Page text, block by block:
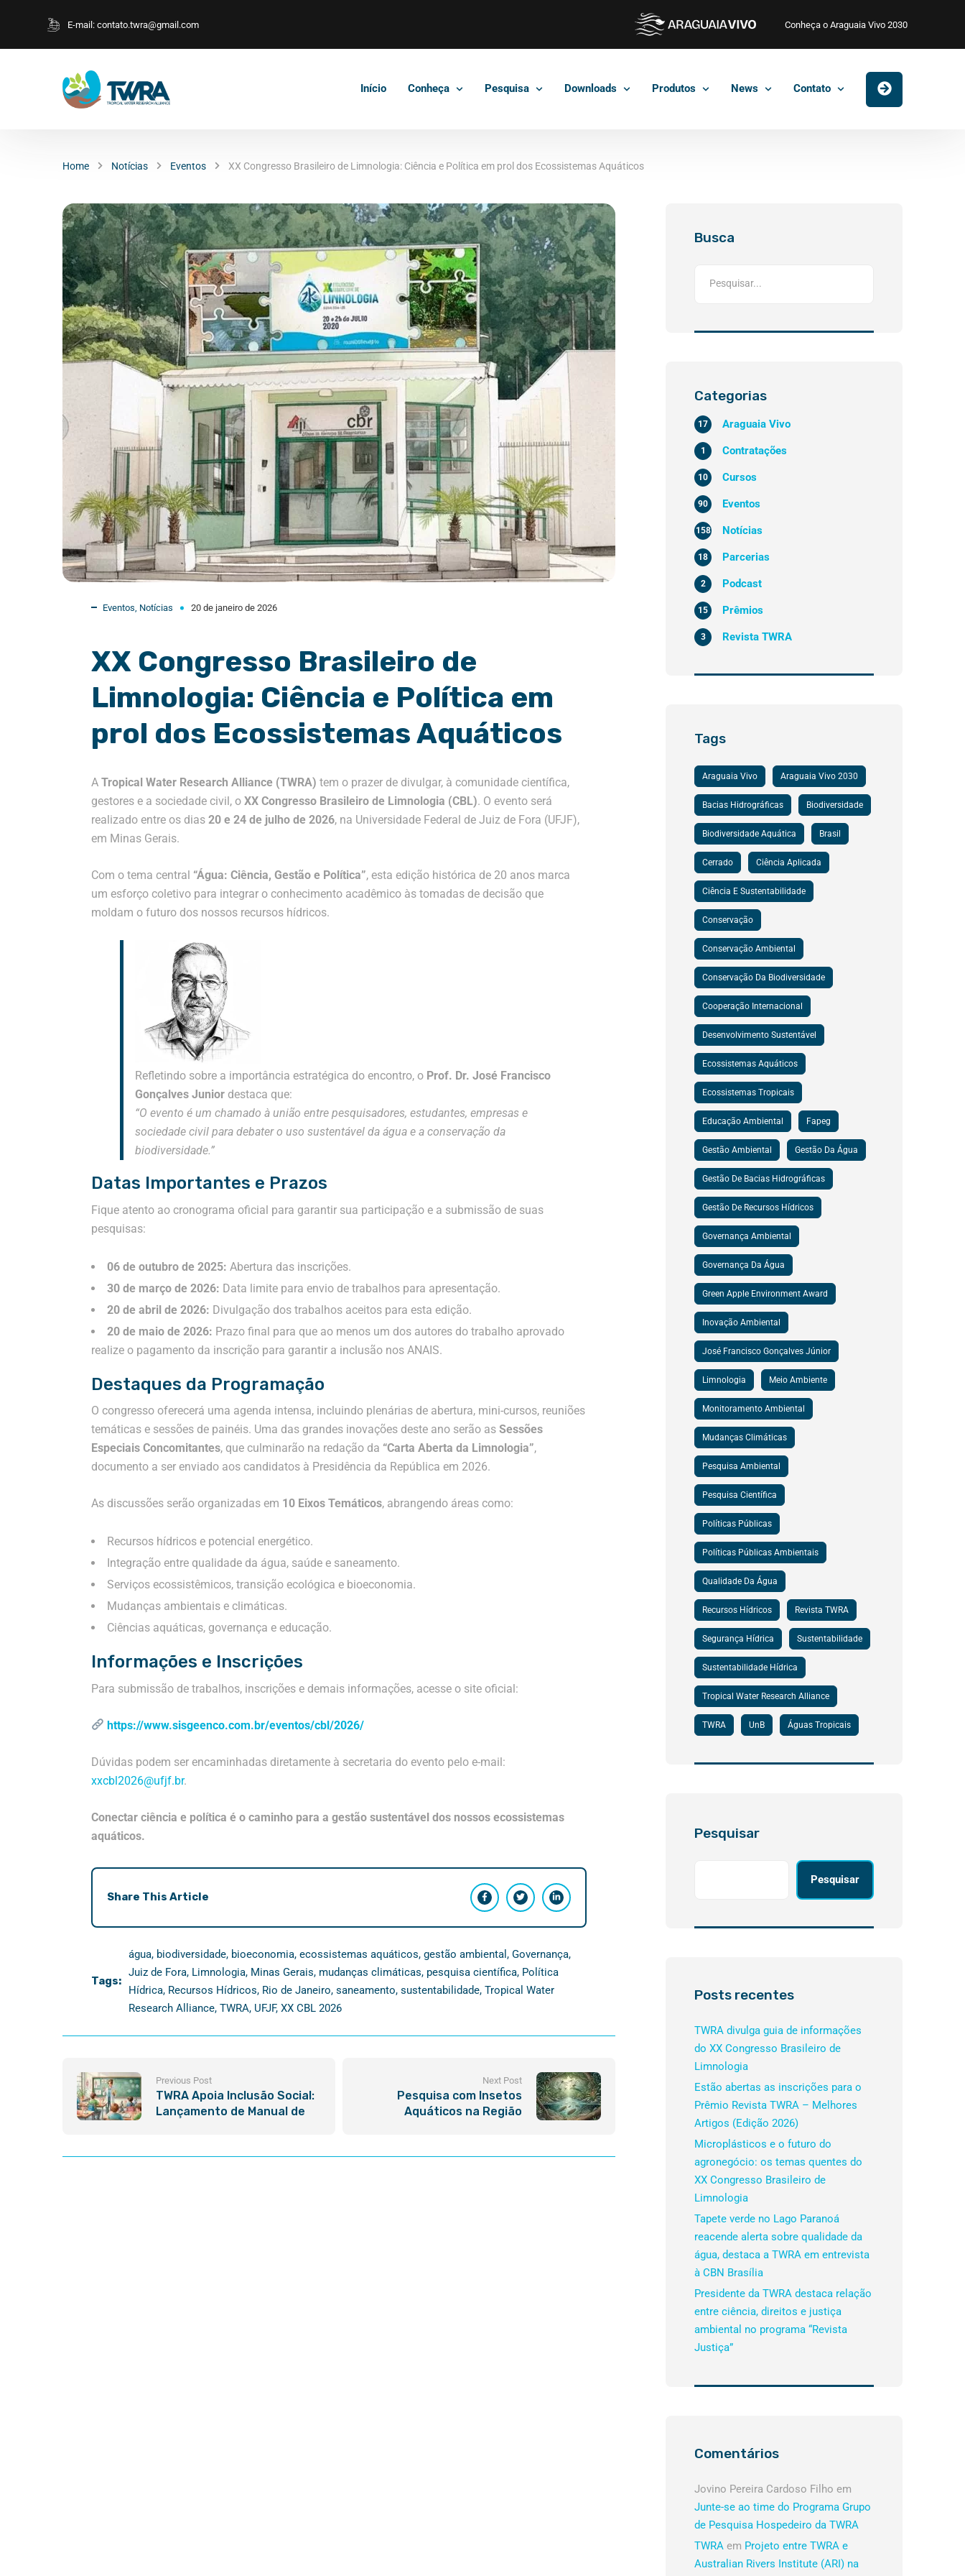
E-mail: contato.twra@gmail.com Conheça o Araguaia Vivo 2030
Início Conheça Pesquisa Downloads Produtos News Contato
Home Notícias Eventos XX Congresso Brasileiro de Limnologia: Ciência e Política em prol dos Ecossistemas Aquáticos
Eventos, Notícias 20 de janeiro de 2026
XX Congresso Brasileiro de
Limnologia: Ciência e Política em
prol dos Ecossistemas Aquáticos
A Tropical Water Research Alliance (TWRA) tem o prazer de divulgar, à comunidade científica,
gestores e a sociedade civil, o XX Congresso Brasileiro de Limnologia (CBL). O evento será
realizado entre os dias 20 e 24 de julho de 2026, na Universidade Federal de Juiz de Fora (UFJF),
em Minas Gerais.
Com o tema central “Água: Ciência, Gestão e Política”, esta edição histórica de 20 anos marca
um esforço coletivo para integrar o conhecimento acadêmico às tomadas de decisão que
moldam o futuro dos nossos recursos hídricos.
Refletindo sobre a importância estratégica do encontro, o Prof. Dr. José Francisco
Gonçalves Junior destaca que:
“O evento é um chamado à união entre pesquisadores, estudantes, empresas e
sociedade civil para debater o uso sustentável da água e a conservação da
biodiversidade.”
Datas Importantes e Prazos
Fique atento ao cronograma oficial para garantir sua participação e a submissão de suas
pesquisas:
06 de outubro de 2025: Abertura das inscrições.
30 de março de 2026: Data limite para envio de trabalhos para apresentação.
20 de abril de 2026: Divulgação dos trabalhos aceitos para esta edição.
20 de maio de 2026: Prazo final para que ao menos um dos autores do trabalho aprovado
realize o pagamento da inscrição para garantir a inclusão nos ANAIS.
Destaques da Programação
O congresso oferecerá uma agenda intensa, incluindo plenárias de abertura, mini-cursos, reuniões
temáticas e sessões de painéis. Uma das grandes inovações deste ano serão as Sessões
Especiais Concomitantes, que culminarão na redação da “Carta Aberta da Limnologia”,
documento a ser enviado aos candidatos à Presidência da República em 2026.
As discussões serão organizadas em 10 Eixos Temáticos, abrangendo áreas como:
Recursos hídricos e potencial energético.
Integração entre qualidade da água, saúde e saneamento.
Serviços ecossistêmicos, transição ecológica e bioeconomia.
Mudanças ambientais e climáticas.
Ciências aquáticas, governança e educação.
Informações e Inscrições
Para submissão de trabalhos, inscrições e demais informações, acesse o site oficial:
https://www.sisgeenco.com.br/eventos/cbl/2026/
Dúvidas podem ser encaminhadas diretamente à secretaria do evento pelo e-mail:
xxcbl2026@ufjf.br.
Conectar ciência e política é o caminho para a gestão sustentável dos nossos ecossistemas
aquáticos.
Share This Article
Tags:
água, biodiversidade, bioeconomia, ecossistemas aquáticos, gestão ambiental , Governança,
Juiz de Fora, Limnologia, Minas Gerais, mudanças climáticas, pesquisa científica, Política
Hídrica, Recursos Hídricos, Rio de Janeiro, saneamento, sustentabilidade, Tropical Water
Research Alliance, TWRA, UFJF, XX CBL 2026
Previous Post
TWRA Apoia Inclusão Social:
Lançamento de Manual de
Next Post
Pesquisa com Insetos
Aquáticos na Região
Científico
Busca
Categorias
Araguaia Vivo
17
Contratações
1
Cursos
10
Eventos
90
Notícias
158
Parcerias
18
Podcast
2
Prêmios
15
Revista TWRA
3
Tags
Araguaia Vivo Araguaia Vivo 2030
Bacias Hidrográficas Biodiversidade
Biodiversidade Aquática Brasil
Cerrado Ciência Aplicada
Ciência E Sustentabilidade
Conservação
Conservação Ambiental
Conservação Da Biodiversidade
Cooperação Internacional
Desenvolvimento Sustentável
Ecossistemas Aquáticos
Ecossistemas Tropicais
Educação Ambiental Fapeg
Gestão Ambiental Gestão Da Água
Gestão De Bacias Hidrográficas
Gestão De Recursos Hídricos
Governança Ambiental
Governança Da Água
Green Apple Environment Award
Inovação Ambiental
José Francisco Gonçalves Júnior
Limnologia Meio Ambiente
Monitoramento Ambiental
Mudanças Climáticas
Pesquisa Ambiental
Pesquisa Científica
Políticas Públicas
Políticas Públicas Ambientais
Qualidade Da Água
Recursos Hídricos Revista TWRA
Segurança Hídrica Sustentabilidade
Sustentabilidade Hídrica
Tropical Water Research Alliance
TWRA UnB Águas Tropicais
Pesquisar
Pesquisar
Posts recentes
TWRA divulga guia de informações
do XX Congresso Brasileiro de
Limnologia
Estão abertas as inscrições para o
Prêmio Revista TWRA – Melhores
Artigos (Edição 2026)
Microplásticos e o futuro do
agronegócio: os temas quentes do
XX Congresso Brasileiro de
Limnologia
Tapete verde no Lago Paranoá
reacende alerta sobre qualidade da
água, destaca a TWRA em entrevista
à CBN Brasília
Presidente da TWRA destaca relação
entre ciência, direitos e justiça
ambiental no programa “Revista
Justiça”
Comentários
Jovino Pereira Cardoso Filho em
Junte-se ao time do Programa Grupo
de Pesquisa Hospedeiro da TWRA
TWRA em Projeto entre TWRA e
Australian Rivers Institute (ARI) na